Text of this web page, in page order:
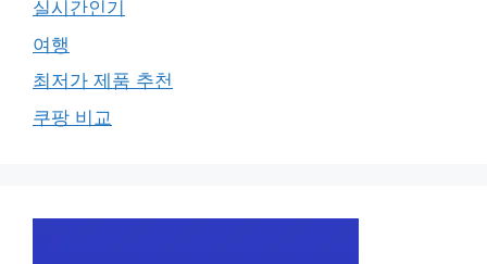
실시간인기
여행
최저가 제품 추천
쿠팡 비교